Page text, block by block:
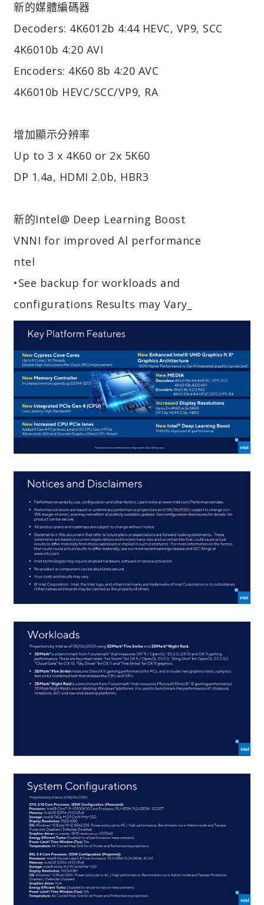
新的媒體編碼器
Decoders: 4K6012b 4:44 HEVC, VP9, SCC
4K6010b 4:20 AVI
Encoders: 4K60 8b 4:20 AVC
4K6010b HEVC/SCC/VP9, RA
增加顯示分辨率
Up to 3 x 4K60 or 2x 5K60
DP 1.4a, HDMI 2.0b, HBR3
新的Intel@ Deep Learning Boost
VNNI for improved Al performance
ntel
•See backup for workloads and
configurations Results may Vary_